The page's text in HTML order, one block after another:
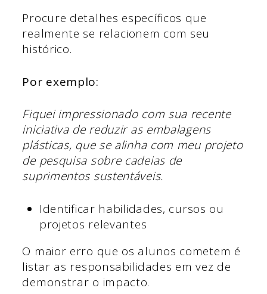
Procure detalhes específicos que
realmente se relacionem com seu
histórico.
Por exemplo:
Fiquei impressionado com sua recente
iniciativa de reduzir as embalagens
plásticas, que se alinha com meu projeto
de pesquisa sobre cadeias de
suprimentos sustentáveis.
Identificar habilidades, cursos ou
projetos relevantes
O maior erro que os alunos cometem é
listar as responsabilidades em vez de
demonstrar o impacto.